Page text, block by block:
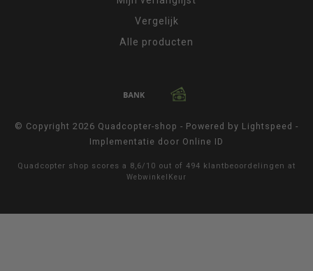
Vergelijk
Alle producten
© Copyright 2026 Quadcopter-shop - Powered by Lightspeed -
Implementatie door Online ID
Quadcopter shop scores a 8,6/ 10 out of 494 klantbeoordelingen at
WebwinkelKeur